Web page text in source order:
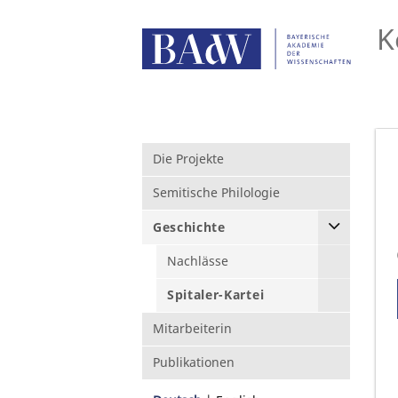
Die Projekte
Semitische Philologie
Geschichte
Nachlässe
Spitaler-Kartei
Mitarbeiterin
Publikationen